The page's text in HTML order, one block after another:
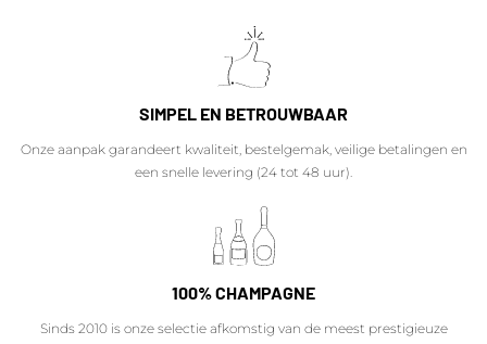
SIMPEL EN BETROUWBAAR
Onze aanpak garandeert kwaliteit, bestelgemak, veilige betalingen en
een snelle levering (24 tot 48 uur).
100% CHAMPAGNE
Sinds 2010 is onze selectie afkomstig van de meest prestigieuze